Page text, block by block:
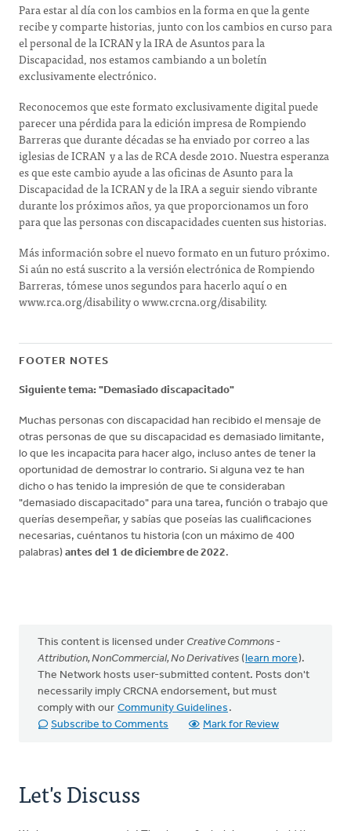
Para estar al día con los cambios en la forma en que la gente
recibe y comparte historias, junto con los cambios en curso para
el personal de la ICRAN y la IRA de Asuntos para la
Discapacidad, nos estamos cambiando a un boletín
exclusivamente electrónico.
Reconocemos que este formato exclusivamente digital puede
parecer una pérdida para la edición impresa de Rompiendo
Barreras que durante décadas se ha enviado por correo a las
iglesias de ICRAN y a las de RCA desde 2010. Nuestra esperanza
es que este cambio ayude a las oficinas de Asunto para la
Discapacidad de la ICRAN y de la IRA a seguir siendo vibrante
durante los próximos años, ya que proporcionamos un foro
para que las personas con discapacidades cuenten sus historias.
Más información sobre el nuevo formato en un futuro próximo.
Si aún no está suscrito a la versión electrónica de Rompiendo
Barreras, tómese unos segundos para hacerlo aquí o en
www.rca.org/disability o www.crcna.org/disability.
FOOTER NOTES
Siguiente tema: "Demasiado discapacitado"
Muchas personas con discapacidad han recibido el mensaje de
otras personas de que su discapacidad es demasiado limitante,
lo que les incapacita para hacer algo, incluso antes de tener la
oportunidad de demostrar lo contrario. Si alguna vez te han
dicho o has tenido la impresión de que te consideraban
"demasiado discapacitado" para una tarea, función o trabajo que
querías desempeñar, y sabías que poseías las cualificaciones
necesarias, cuéntanos tu historia (con un máximo de 400
palabras) antes del 1 de diciembre de 2022.
This content is licensed under Creative Commons -
Attribution, NonCommercial, No Derivatives (learn more).
The Network hosts user-submitted content. Posts don't
necessarily imply CRCNA endorsement, but must
comply with our Community Guidelines .
Subscribe to Comments
Mark for Review
Let's Discuss